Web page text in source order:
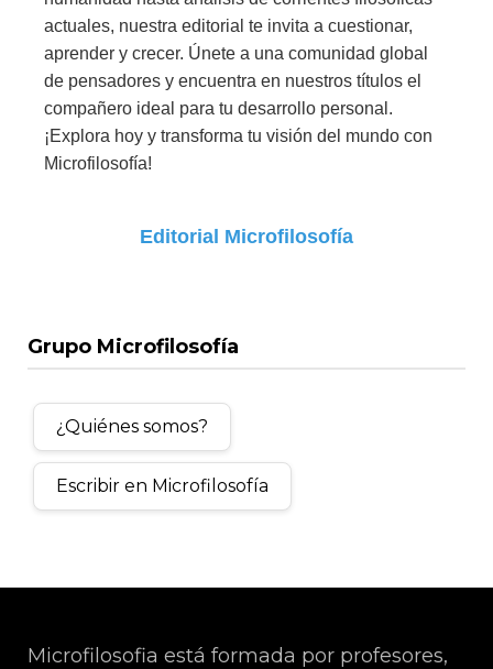
actuales, nuestra editorial te invita a cuestionar,
aprender y crecer. Únete a una comunidad global
de pensadores y encuentra en nuestros títulos el
compañero ideal para tu desarrollo personal.
¡Explora hoy y transforma tu visión del mundo con
Microfilosofía!
Editorial Microfilosofía
Grupo Microfilosofía
¿Quiénes somos?
Escribir en Microfilosofía
Microfilosofia está formada por profesores,